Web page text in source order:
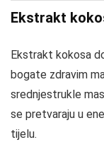
Ekstrakt
Ekstrakt kokosa
bogate zdravim
srednjestrukle
se pretvaraju u
tijelu.